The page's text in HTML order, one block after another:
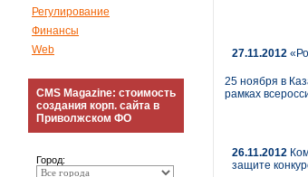
Регулирование
Финансы
Web
CMS Magazine: стоимость
создания корп. сайта в
Приволжском ФО
Город:
27.11.2012
25 ноября в
рамках
26.11.2012
защите